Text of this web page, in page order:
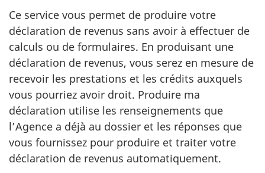
Ce service vous permet de produire votre
déclaration de revenus sans avoir à effectuer de
calculs ou de formulaires. En produisant une
déclaration de revenus, vous serez en mesure de
recevoir les prestations et les crédits auxquels
vous pourriez avoir droit. Produire ma
déclaration utilise les renseignements que
l’Agence a déjà au dossier et les réponses que
vous fournissez pour produire et traiter votre
déclaration de revenus automatiquement.